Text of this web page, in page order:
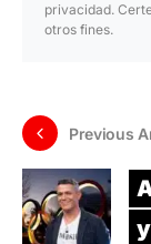
privacidad.
otros fines.
Previous